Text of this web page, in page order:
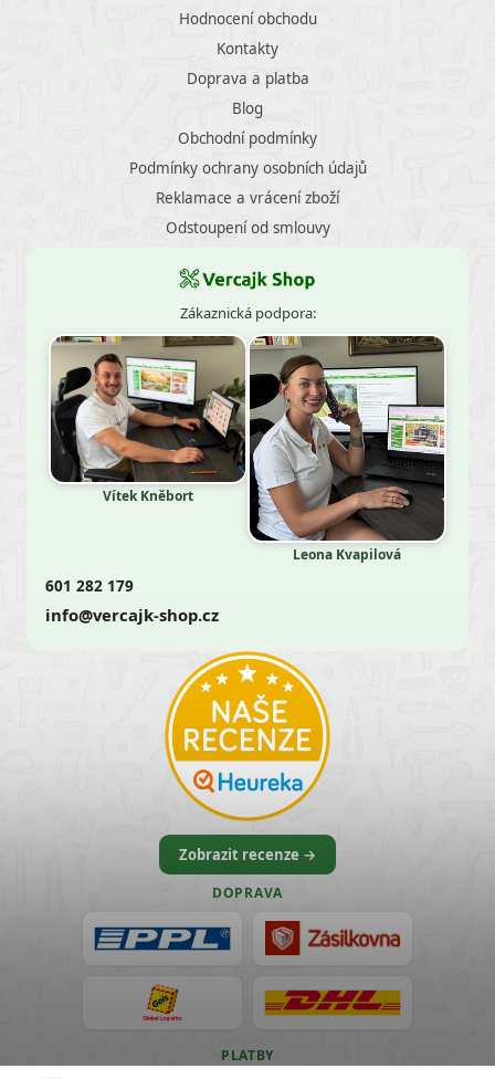
Hodnocení obchodu
Kontakty
Doprava a platba
Blog
Obchodní podmínky
Podmínky ochrany osobních údajů
Reklamace a vrácení zboží
Odstoupení od smlouvy
Zákaznická podpora:
Vítek Kněbort
Leona Kvapilová
601 282 179
info@vercajk-shop.cz
Zobrazit recenze →
DOPRAVA
PLATBY